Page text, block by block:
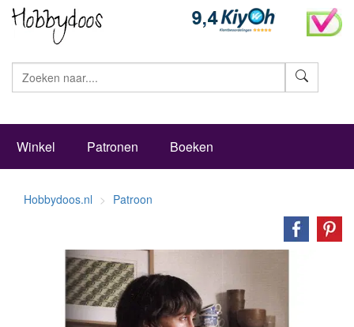
Winkel Patronen Boeken
Hobbydoos.nl Patroon